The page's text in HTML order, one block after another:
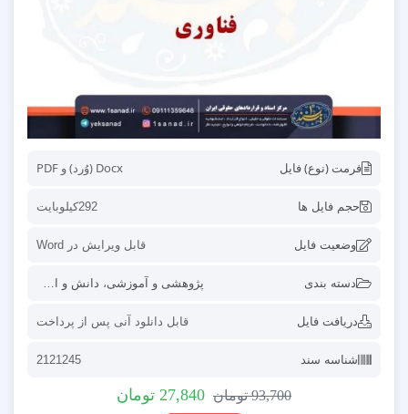
فرمت (نوع) فایل Docx (وُرد) و PDF
حجم فایل ها 292کیلوبایت
وضعیت فایل قابل ویرایش در Word
دسته بندی پژوهشی و آموزشی، دانش و اطلاعات
دریافت فایل قابل دانلود آنی پس از پرداخت
شناسه سند 2121245
93,700 تومان 27,840 تومان